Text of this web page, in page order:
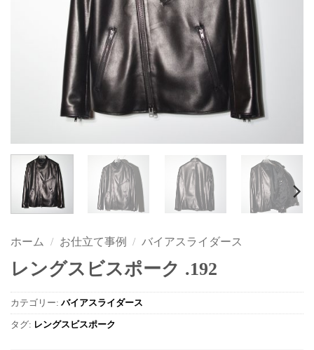
ホーム / お仕立て事例 / バイアスライダース
レングスビスポーク .192
カテゴリー: バイアスライダース
タグ: レングスビスポーク